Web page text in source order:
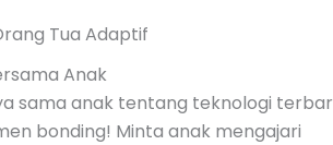
Tua Adaptif
Anak
sama anak tentang teknologi
bonding! Minta anak mengajari